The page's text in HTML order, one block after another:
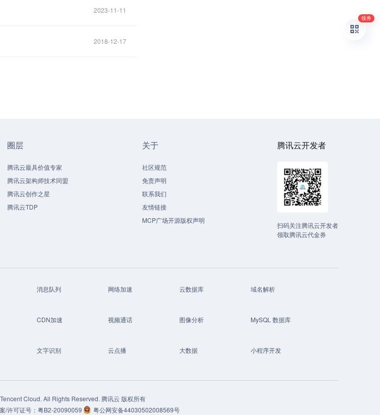
2023-11-11
2018-12-17
圈层
腾讯云最具价值专家
腾讯云架构师技术同盟
腾讯云创作之星
腾讯云TDP
关于
社区规范
免责声明
联系我们
友情链接
MCP广场开源版权声明
腾讯云开发者
扫码关注腾讯云开发者
领取腾讯云代金券
消息队列 网络加速 云数据库
域名解析
CDN加速 视频通话 图像分析
MySQL 数据库
文字识别 云点播 大数据
小程序开发
Tencent Cloud. All Rights Reserved. 腾讯云 版权所有
/许可证号： 粤B2-20090059 粤公网安备44030502008569号
领券